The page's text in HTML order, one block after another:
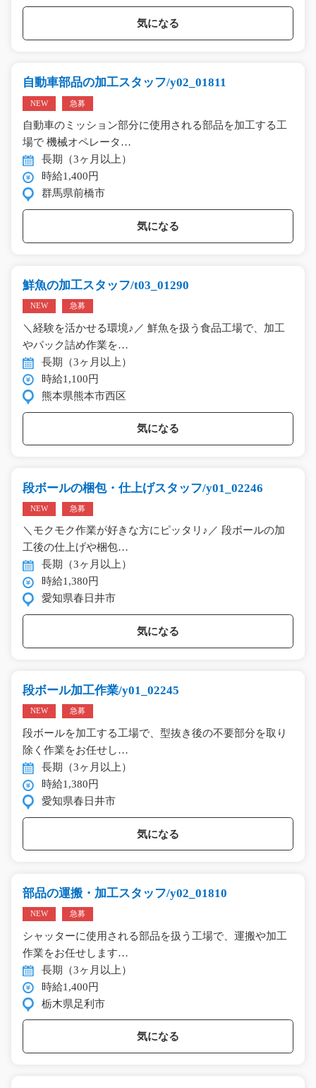
気になる
自動車部品の加工スタッフ/y02_01811
NEW 急募
自動車のミッション部分に使用される部品を加工する工
場で 機械オペレータ…
長期（3ヶ月以上）
時給1,400円
群馬県前橋市
気になる
鮮魚の加工スタッフ/t03_01290
NEW 急募
＼経験を活かせる環境♪／ 鮮魚を扱う食品工場で、加工
やパック詰め作業を…
長期（3ヶ月以上）
時給1,100円
熊本県熊本市西区
気になる
段ボールの梱包・仕上げスタッフ/y01_02246
NEW 急募
＼モクモク作業が好きな方にピッタリ♪／ 段ボールの加
工後の仕上げや梱包…
長期（3ヶ月以上）
時給1,380円
愛知県春日井市
気になる
段ボール加工作業/y01_02245
NEW 急募
段ボールを加工する工場で、型抜き後の不要部分を取り
除く作業をお任せし…
長期（3ヶ月以上）
時給1,380円
愛知県春日井市
気になる
部品の運搬・加工スタッフ/y02_01810
NEW 急募
シャッターに使用される部品を扱う工場で、運搬や加工
作業をお任せします…
長期（3ヶ月以上）
時給1,400円
栃木県足利市
気になる